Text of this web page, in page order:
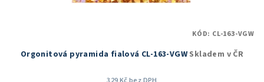
Orgonitová pyramida fialová CL-163-VGWSkladem v ČR
KÓD: CL-163-VGW